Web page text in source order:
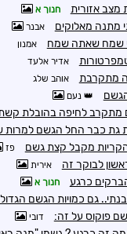
מצב אזורית חנוך א
מתנה מאלוקים אבנר
שמח שאתה שמח אמנון
אדיר אלעד
מתקרבת אוהב שלג
נעם
מתקרב לחיפה בהובלת
גת כבר החל הגשם למרות
מקבל קצת גשם פז
לבוקר זה אירית
כרגע חנוך א
גם כמויות הגשם
שם פוקוס על זה: דובי